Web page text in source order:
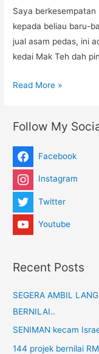
Saya
kepada beliau baru-
jual asam pedas, ini
kedai Mak Teh dah
Read More »
Follow My
Facebook
Instagram
Twitter
Youtube
Recent Posts
SEGERA AMBIL
BERNILAI..
SENIMAN kecam
144 projek bernilai